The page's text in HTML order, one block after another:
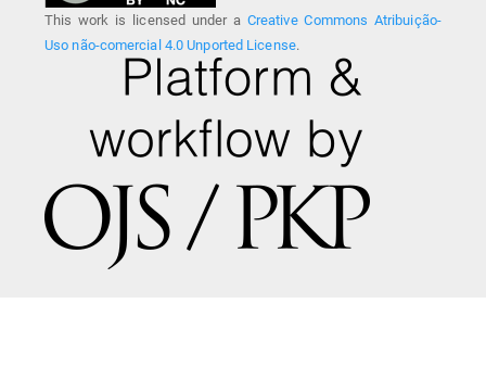
This work is licensed under a Creative Commons Atribuição-
Uso não-comercial 4.0 Unported License.